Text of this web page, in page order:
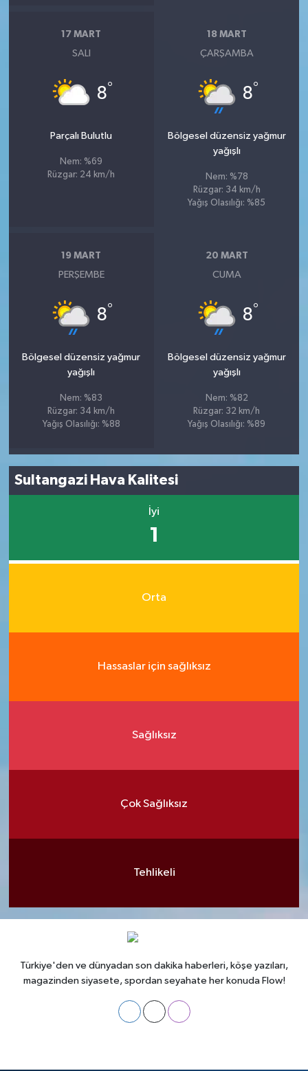
17 MART
SALI
8°
Parçalı Bulutlu
Nem: %69
Rüzgar: 24 km/h
18 MART
ÇARŞAMBA
8°
Bölgesel düzensiz yağmur
yağışlı
Nem: %78
Rüzgar: 34 km/h
Yağış Olasılığı: %85
19 MART
PERŞEMBE
8°
Bölgesel düzensiz yağmur
yağışlı
Nem: %83
Rüzgar: 34 km/h
Yağış Olasılığı: %88
20 MART
CUMA
8°
Bölgesel düzensiz yağmur
yağışlı
Nem: %82
Rüzgar: 32 km/h
Yağış Olasılığı: %89
Sultangazi Hava Kalitesi
İyi
1
Orta
Hassaslar için sağlıksız
Sağlıksız
Çok Sağlıksız
Tehlikeli
Türkiye'den ve dünyadan son dakika haberleri, köşe yazıları,
magazinden siyasete, spordan seyahate her konuda Flow!